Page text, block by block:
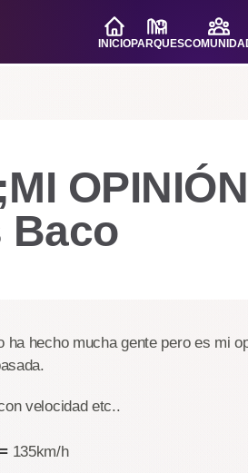
INICIOPARQUES
Baco
ha hecho mucha gente pero es mi
velocidad etc..